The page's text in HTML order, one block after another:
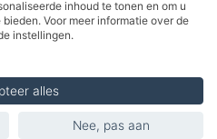
telefoons / Refurbished
producten
inhoud te tonen en om u
Voor meer informatie over de
instellingen.
alles
Nee, pas aan